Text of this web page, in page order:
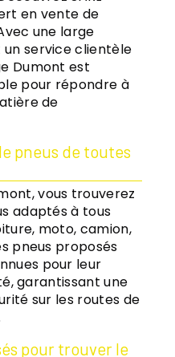
en vente de
une large
service clientèle
Dumont est
pour répondre à
de
pneus de toutes
vous trouverez
adaptés à tous
moto, camion,
pneus proposés
pour leur
garantissant une
sur les routes de
pour trouver le